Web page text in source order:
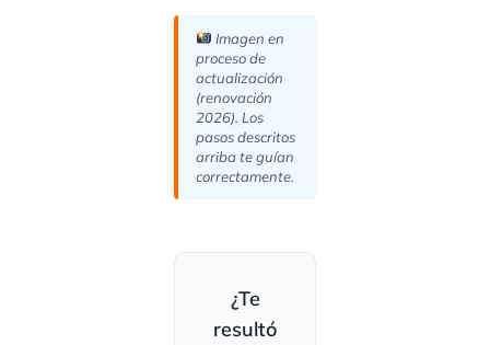
Imagen en
proceso de
actualización
(renovación
2026). Los
pasos descritos
arriba te guían
correctamente.
¿Te
resultó